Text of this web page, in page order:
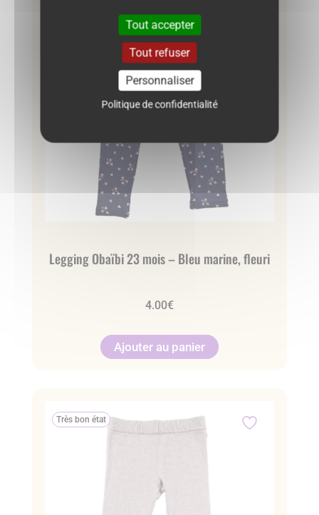
Legging Obaïbi 23 mois – Bleu marine, fleuri
4.00€
Ajouter au panier
Très bon état
Tout accepter
Tout refuser
Personnaliser
Politique de confidentialité